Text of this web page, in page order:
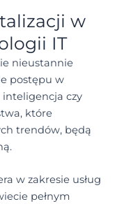
w
IT
nieustannie
postępu w
inteligencja czy
które
trendów, będą
w zakresie usług
pełnym